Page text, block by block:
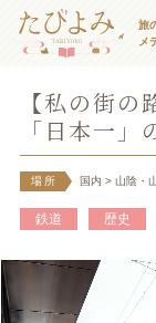
旅
メ
【私の街
「日本一」
場所 国内 > 山陰・
鉄道 歴史